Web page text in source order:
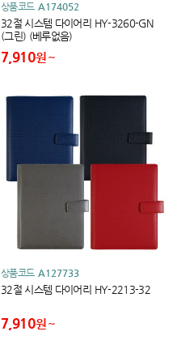
상품코드 A174052
32절 시스템 다이어리 HY-3260-GN
(그린) (베루없음)
7,910원
상품코드 A127733
32절 시스템 다이어리 HY-2213-32
7,910원